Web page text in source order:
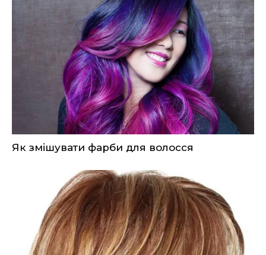
Як змішувати фарби для волосся